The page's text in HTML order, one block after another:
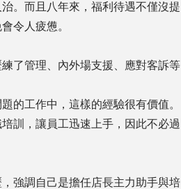
。而且八年來，福利待遇不僅沒提
令人疲憊。
了管理、內外場支援、應對客訴等
的工作中，這樣的經驗很有價值。
訓，讓員工迅速上手，因此不必過
強調自己是擔任店長主力助手與培